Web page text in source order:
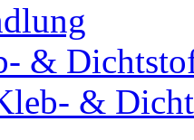
&
&